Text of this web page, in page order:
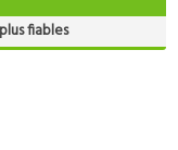
fiables